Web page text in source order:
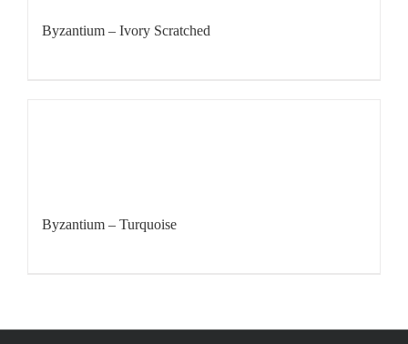
Byzantium – Ivory Scratched
Byzantium – Turquoise